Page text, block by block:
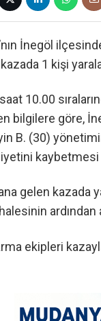
İnegöl
1 kişi
10.00
bilgilere göre,
B. (30)
kaybetmesi
gelen kazada
ardından
ekipleri